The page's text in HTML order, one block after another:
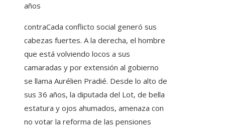
años
contraCada conflicto social generó sus
cabezas fuertes. A la derecha, el hombre
que está volviendo locos a sus
camaradas y por extensión al gobierno
se llama Aurélien Pradié. Desde lo alto de
sus 36 años, la diputada del Lot, de bella
estatura y ojos ahumados, amenaza con
no votar la reforma de las pensiones